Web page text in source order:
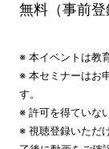
無料（事前登
※ 本イベントは教
※ 本セミナーはお
す。
※ 許可を得ていな
※ 視聴登録いただ